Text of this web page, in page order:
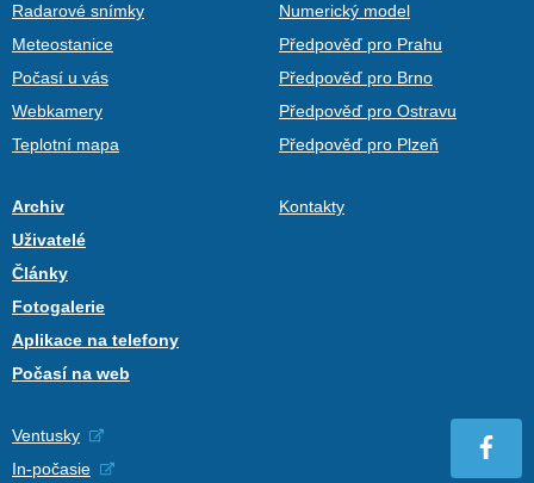
Radarové snímky
Meteostanice
Počasí u vás
Webkamery
Teplotní mapa
Numerický model
Předpověď pro Prahu
Předpověď pro Brno
Předpověď pro Ostravu
Předpověď pro Plzeň
Archiv
Uživatelé
Články
Fotogalerie
Aplikace na telefony
Počasí na web
Kontakty
Ventusky
In-počasie